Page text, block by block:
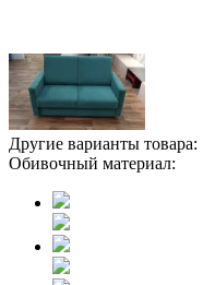
Другие варианты товара:
Обивочный материал: